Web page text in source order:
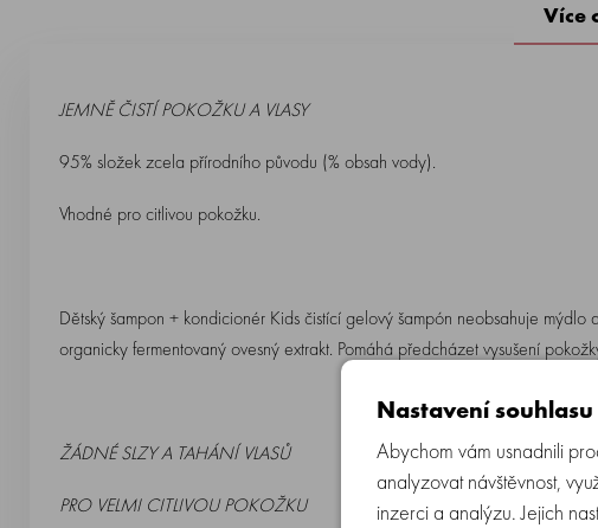
Více
JEMNĚ ČISTÍ POKOŽKU A VLASY
95% složek zcela přírodního původu (% obsah vody).
Vhodné pro citlivou pokožku.
Dětský šampon + kondicionér Kids čistící gelový šampón neobsahuje
organicky fermentovaný ovesný extrakt. Pomáhá předcházet vysušení
ŽÁDNÉ SLZY A TAHÁNÍ VLASŮ
PRO VELMI CITLIVOU POKOŽKU
Nastavení
Abychom vám usnadnili
analyzovat návštěvnost,
inzerci a analýzu. Jejich